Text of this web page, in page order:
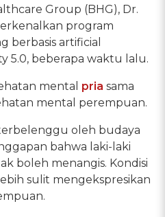
Group (BHG), Dr.
program
berbasis artificial
5.0, beberapa waktu lalu.
mental pria sama
mental perempuan.
oleh budaya
bahwa laki-laki
boleh menangis. Kondisi
sulit mengekspresikan